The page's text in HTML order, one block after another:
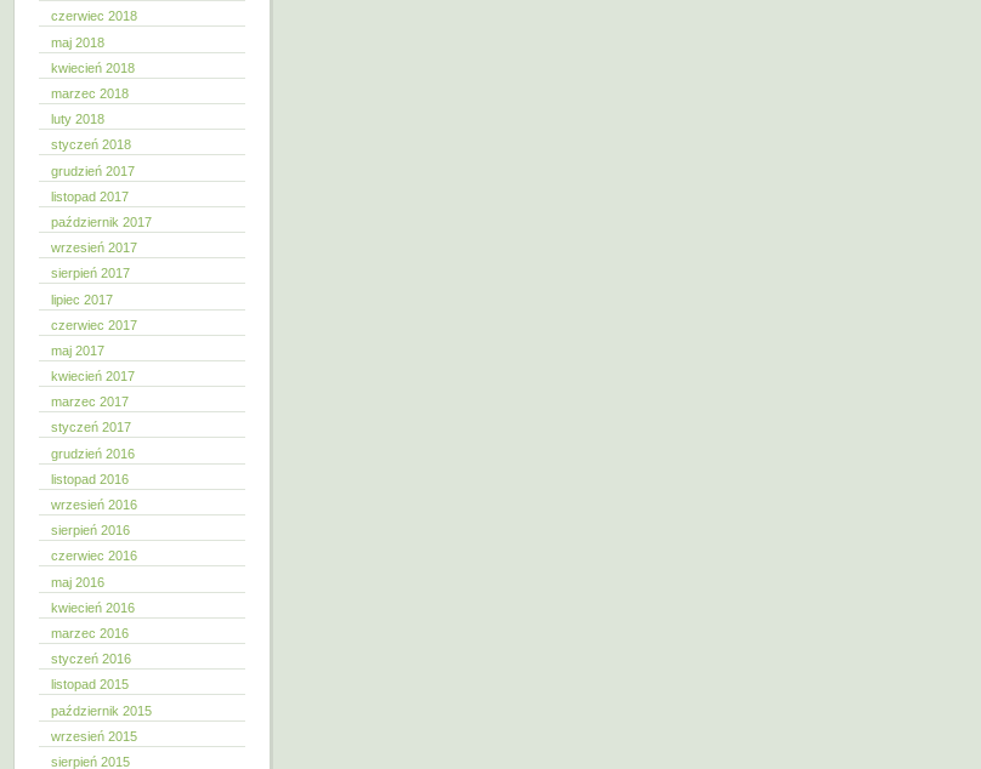
czerwiec 2018
maj 2018
kwiecień 2018
marzec 2018
luty 2018
styczeń 2018
grudzień 2017
listopad 2017
październik 2017
wrzesień 2017
sierpień 2017
lipiec 2017
czerwiec 2017
maj 2017
kwiecień 2017
marzec 2017
styczeń 2017
grudzień 2016
listopad 2016
wrzesień 2016
sierpień 2016
czerwiec 2016
maj 2016
kwiecień 2016
marzec 2016
styczeń 2016
listopad 2015
październik 2015
wrzesień 2015
sierpień 2015